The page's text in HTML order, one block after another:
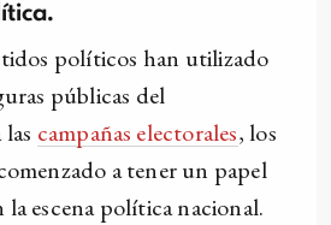
políticos han utilizado
públicas del
campañas electorales, los
a tener un papel
escena política nacional.